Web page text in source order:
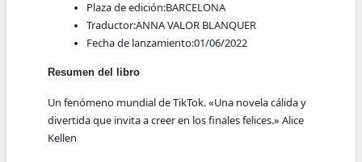
Plaza de edición:BARCELONA
Traductor:ANNA VALOR BLANQUER
Fecha de lanzamiento:01/06/2022
Resumen del libro
Un fenómeno mundial de TikTok. «Una novela cálida y
divertida que invita a creer en los finales felices.» Alice
Kellen